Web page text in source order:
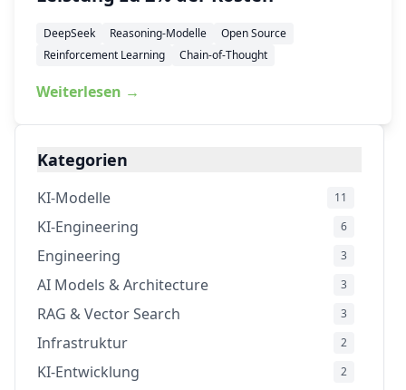
DeepSeek Reasoning-Modelle
Open Source
Reinforcement Learning
Chain-of-Thought
Weiterlesen →
Kategorien
KI-Modelle 11
KI-Engineering 6
Engineering 3
AI Models & Architecture 3
RAG & Vector Search 3
Infrastruktur 2
KI-Entwicklung 2